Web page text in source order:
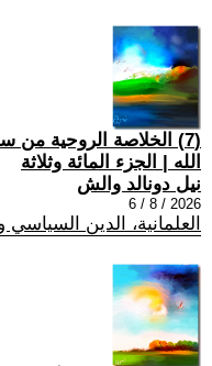
(7) الخلاصة الروحية
الله | الجزء المائة وثلاثة
نيل دونالد والش
2026 / 8 / 6
العلمانية، الدين السياسي